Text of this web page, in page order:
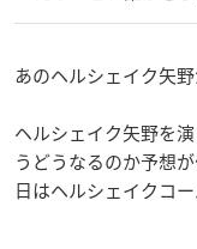
あのヘルシェイク矢
ヘルシェイク矢野を
うどうなるのか予想
日はヘルシェイクコ